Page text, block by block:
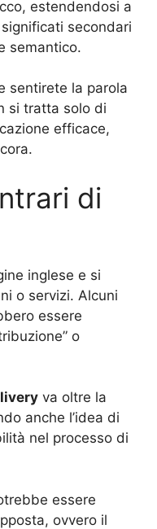
estendendosi a
secondari
semantico.
sentirete la parola
si tratta solo di
efficace,
di
inglese e si
o servizi. Alcuni
essere
o
va oltre la
anche l’idea di
nel processo di
essere
ovvero il